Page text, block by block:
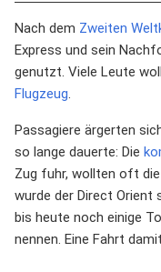
Nach dem Zweiten
Express und sein
genutzt. Viele Leute
Flugzeug.
Passagiere ärgerten
so lange dauerte: Die
Zug fuhr, wollten oft die
wurde der Direct Orient
bis heute noch einige
nennen. Eine Fahrt